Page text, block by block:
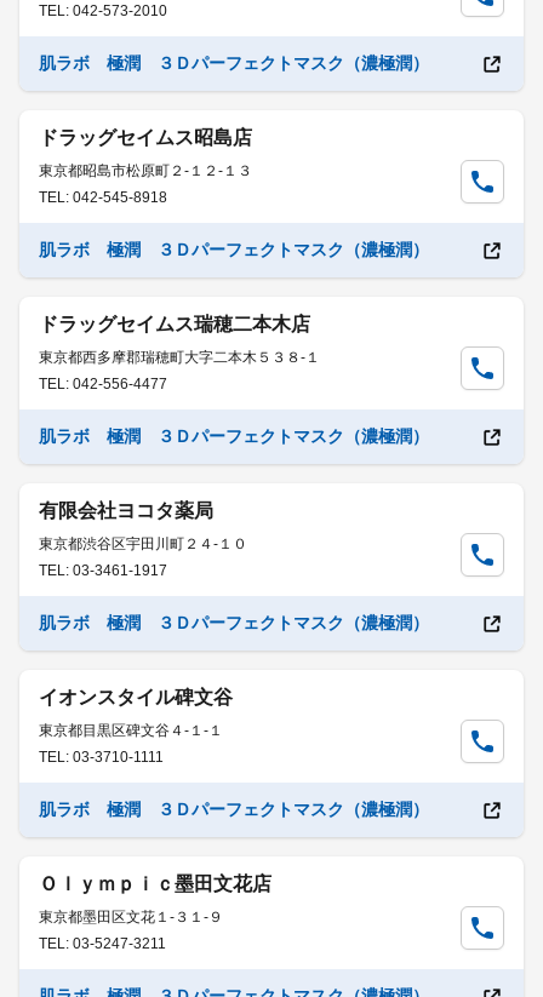
TEL: 042-573-2010
肌ラボ 極潤 ３Ｄパーフェクトマスク（濃極潤）
ドラッグセイムス昭島店
東京都昭島市松原町２-１２-１３
TEL: 042-545-8918
肌ラボ 極潤 ３Ｄパーフェクトマスク（濃極潤）
ドラッグセイムス瑞穂二本木店
東京都西多摩郡瑞穂町大字二本木５３８-１
TEL: 042-556-4477
肌ラボ 極潤 ３Ｄパーフェクトマスク（濃極潤）
有限会社ヨコタ薬局
東京都渋谷区宇田川町２４-１０
TEL: 03-3461-1917
肌ラボ 極潤 ３Ｄパーフェクトマスク（濃極潤）
イオンスタイル碑文谷
東京都目黒区碑文谷４-１-１
TEL: 03-3710-1111
肌ラボ 極潤 ３Ｄパーフェクトマスク（濃極潤）
Ｏｌｙｍｐｉｃ墨田文花店
東京都墨田区文花１-３１-９
TEL: 03-5247-3211